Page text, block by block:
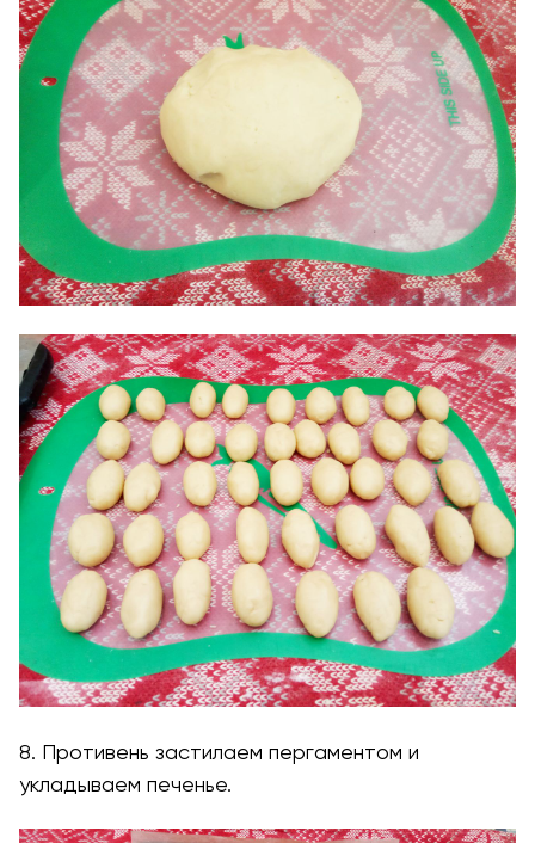
8. Противень застилаем пергаментом и
укладываем печенье.